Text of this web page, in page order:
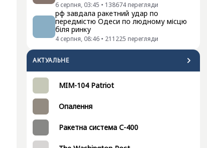
6 серпня, 03:45 • 138674 перегляди
рф завдала ракетний удар по
передмістю Одеси по людному місцю
біля ринку
4 серпня, 08:46 • 211225 перегляди
АКТУАЛЬНЕ
MIM-104 Patriot
Опалення
Ракетна система С-400